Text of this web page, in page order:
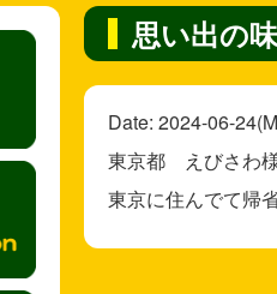
思い出の味
Date: 2024-06-
東京都 えびさわ
東京に住んでて帰